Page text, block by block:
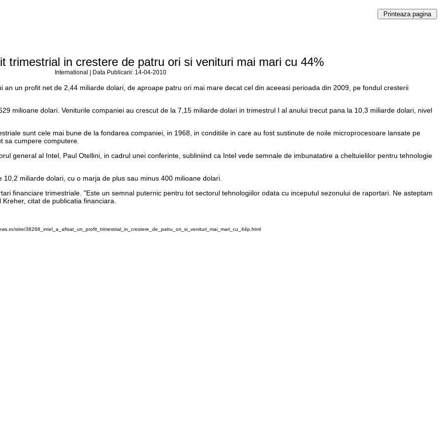
trimestrial in crestere de patru ori si venituri mai mari cu 44%
International | Data Publicarii: 14-04-2010
un profit net de 2,44 miliarde dolari, de aproape patru ori mai mare decat cel din aceeasi perioada din 2009, pe fondul cresterii
milioane dolari. Veniturile companiei au crescut de la 7,15 miliarde dolari in trimestrul I al anului trecut pana la 10,3 miliarde dolari, nivel
sunt cele mai bune de la fondarea companiei, in 1968, in conditiile in care au fost sustinute de noile microprocesoare lansate pe
sa cumpere computere.
general al Intel, Paul Otellini, in cadrul unei conferinte, subliniind ca Intel vede semnale de imbunatatire a cheltuielilor pentru tehnologie
miliarde dolari, cu o marja de plus sau minus 400 milioane dolari.
financiare trimestriale. "Este un semnal puternic pentru tot sectorul tehnologiilor odata cu inceputul sezonului de raportari. Ne asteptam
citat de publicatia financiara.
stire/38268_intel_a_afisat_un_profit_trimestrial_in_crestere_de_patru_ori_si_venituri_mai_mari_cu_44p.html